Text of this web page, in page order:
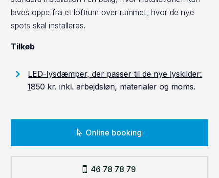
laves oppe fra et loftrum over rummet, hvor de nye
spots skal installeres.
Tilkøb
LED-lysdæmper, der passer til de nye lyskilder:
1850 kr. inkl. arbejdsløn, materialer og moms.
Online booking
46 78 78 79